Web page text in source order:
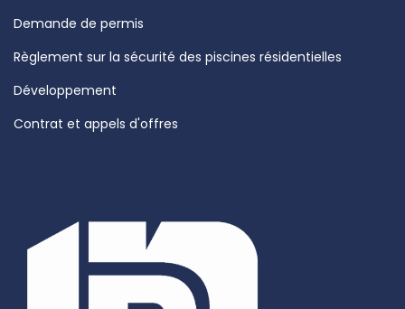
Demande de permis
Règlement sur la sécurité des piscines résidentielles
Développement
Contrat et appels d'offres